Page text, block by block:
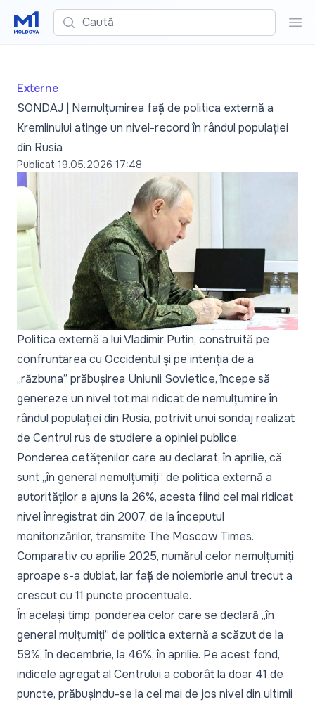
Caută
Externe
SONDAJ | Nemulțumirea față de politica externă a
Kremlinului atinge un nivel-record în rândul populației
din Rusia
Publicat 19.05.2026 17:48
Politica externă a lui Vladimir Putin, construită pe
confruntarea cu Occidentul și pe intenția de a
„răzbuna” prăbușirea Uniunii Sovietice, începe să
genereze un nivel tot mai ridicat de nemulțumire în
rândul populației din Rusia, potrivit unui sondaj realizat
de Centrul rus de studiere a opiniei publice.
Ponderea cetățenilor care au declarat, în aprilie, că
sunt„în general nemulțumiți” de politica externă a
autorităților a ajuns la 26%, acesta fiind cel mai ridicat
nivel înregistrat din 2007, de la începutul
monitorizărilor, transmite The Moscow Times.
Comparativ cu aprilie 2025, numărul celor nemulțumiți
aproape s-a dublat, iar față de noiembrie anul trecut a
crescut cu 11 puncte procentuale.
În același timp, ponderea celor care se declară „în
general mulțumiți” de politica externă a scăzut de la
59%, în decembrie, la 46%, în aprilie. Pe acest fond,
indicele agregat al Centrului a coborât la doar 41 de
puncte, prăbușindu-se la cel mai de jos nivel din ultimii